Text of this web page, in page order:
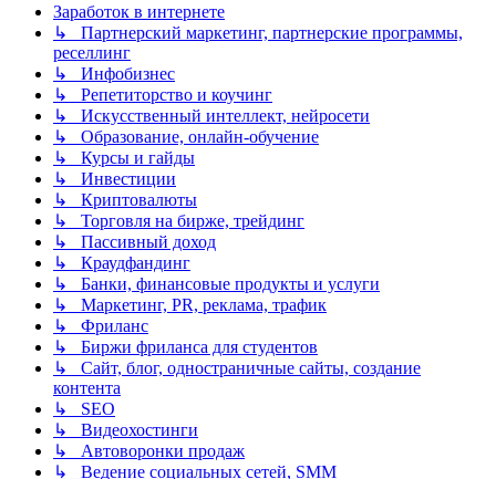
Заработок в интернете
↳ Партнерский маркетинг, партнерские программы,
реселлинг
↳ Инфобизнес
↳ Репетиторство и коучинг
↳ Искусственный интеллект, нейросети
↳ Образование, онлайн-обучение
↳ Курсы и гайды
↳ Инвестиции
↳ Криптовалюты
↳ Торговля на бирже, трейдинг
↳ Пассивный доход
↳ Краудфандинг
↳ Банки, финансовые продукты и услуги
↳ Маркетинг, PR, реклама, трафик
↳ Фриланс
↳ Биржи фриланса для студентов
↳ Сайт, блог, одностраничные сайты, создание
контента
↳ SEO
↳ Видеохостинги
↳ Автоворонки продаж
↳ Ведение социальных сетей, SMM